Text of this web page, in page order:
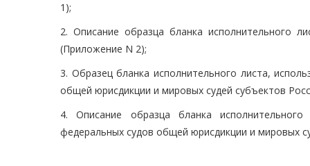
1);
2. Описание образца бланка исполнительного
(Приложение N 2);
3. Образец бланка исполнительного листа,
общей юрисдикции и мировых судей субъектов
4. Описание образца бланка
федеральных судов общей юрисдикции и мировых